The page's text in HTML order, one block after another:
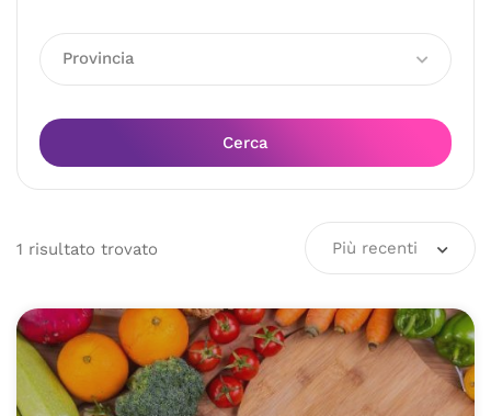
Provincia
Cerca
1 risultato trovato Più recenti